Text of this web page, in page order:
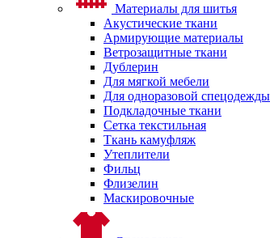
Материалы для шитья
Акустические ткани
Армирующие материалы
Ветрозащитные ткани
Дублерин
Для мягкой мебели
Для одноразовой спецодежды
Подкладочные ткани
Сетка текстильная
Ткань камуфляж
Утеплители
Фильц
Флизелин
Маскировочные